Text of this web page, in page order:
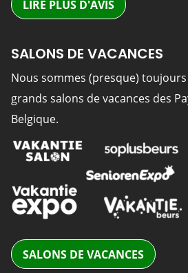
LIRE PLUS D'AVIS
SALONS DE VACANCES
Nous sommes (presque)
grands salons de vacances des
Belgique.
SALONS DE VACANCES